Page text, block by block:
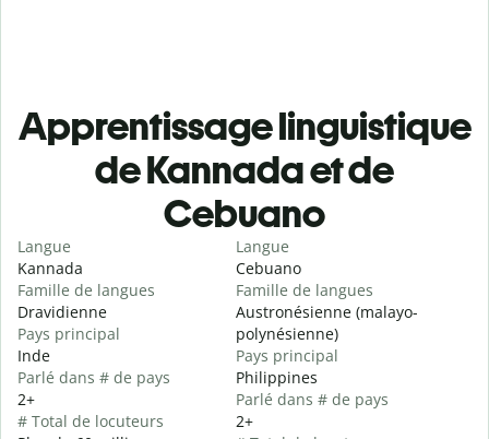
Apprentissage linguistique
de Kannada et de
Cebuano
Langue
Kannada
Famille de langues
Dravidienne
Pays principal
Inde
Parlé dans # de pays
2+
# Total de locuteurs
Langue
Cebuano
Famille de langues
Austronésienne (malayo-
polynésienne)
Pays principal
Philippines
Parlé dans # de pays
2+